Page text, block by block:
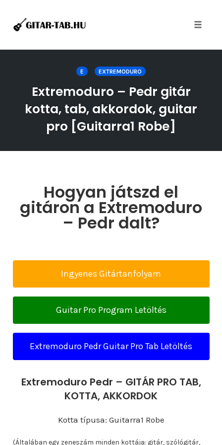
E EXTREMODURO
Extremoduro – Pedr gitár
kotta, tab, akkordok, guitar
pro [Guitarra1 Robe]
Hogyan játszd el
gitáron a Extremoduro
– Pedr dalt?
Ingyenes Gitártanfolyam
Guitar Pro Program Letöltés
Extremoduro Pedr Guitar Pro Tab Letöltés
Extremoduro Pedr – GITÁR PRO TAB,
KOTTA, AKKORDOK
Kotta típusa: Guitarra1 Robe
(Általában egy zeneszám minden kottája: gitár, szólógitár,